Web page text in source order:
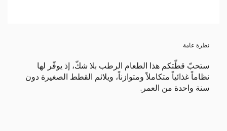
نظرة عامة
ستحبّ قطّتكم هذا الطعام الرطب بلا شكّ، إذ يوفّر لها
نظاماً غذائياً متكاملاً ومتوازناً، ويلائم القطط الصغيرة دون
سنة واحدة من العمر.